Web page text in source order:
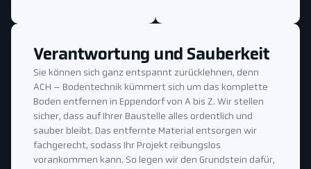
Verantwortung und Sauberkeit
Sie können sich ganz entspannt zurücklehnen, denn
ACH – Bodentechnik kümmert sich um das komplette
Boden entfernen in Eppendorf von A bis Z. Wir stellen
sicher, dass auf Ihrer Baustelle alles ordentlich und
sauber bleibt. Das entfernte Material entsorgen wir
fachgerecht, sodass Ihr Projekt reibungslos
vorankommen kann. So legen wir den Grundstein dafür,